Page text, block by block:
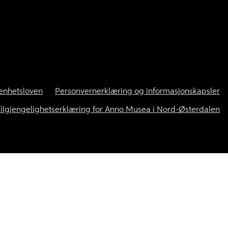
Personvernerklæring og informasjonskapsler
for Anno Musea i Nord-Østerdalen